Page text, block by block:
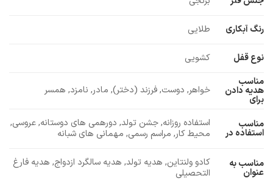
رنگ آبکاری طلایی
نوع قفل
کشویی
مناسب
هدیه دادن
برای
خواهر, دوست, فرزند (دختر), مادر, نامزد, همسر
مناسب
استفاده در
استفاده روزانه, جشن تولد, دورهمی های دوستانه, عروسی,
محیط کار, مراسم رسمی, مهمانی های شبانه
مناسب به
عنوان
کادو ولنتاین, هدیه تولد, هدیه سالگرد ازدواج, هدیه فارغ
التحصیلی